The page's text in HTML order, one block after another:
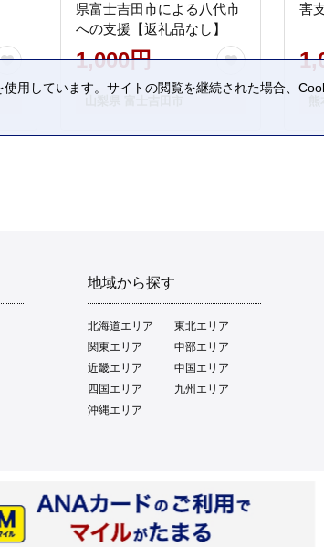
県富士吉田市による八代市
への支援【返礼品なし】
1,000円
害
地域から探す
北海道エリア
東北エリア
関東エリア
中部エリア
近畿エリア
中国エリア
四国エリア
九州エリア
沖縄エリア
用しています。サイトの閲覧を継続された場合、